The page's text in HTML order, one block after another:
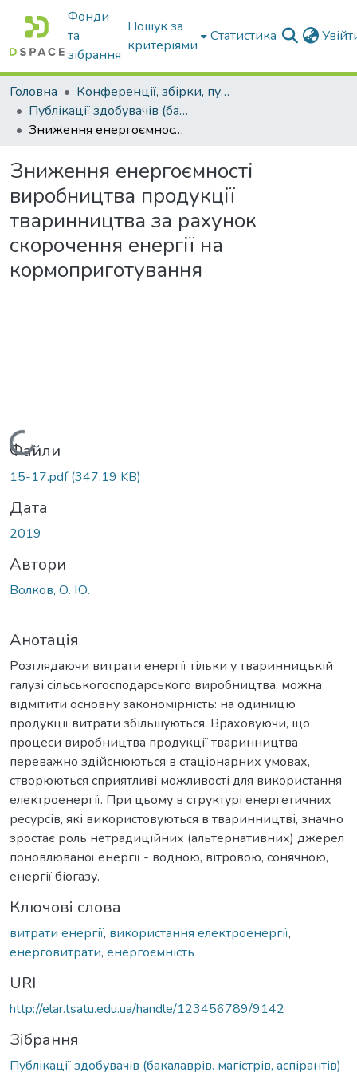
Фонди
та
зібрання
Пошук за
критеріями
Статистика
Головна
Конференції, збірки, публікації молодих вчених і здобувачів : магістрів, бакалаврів, аспірантів.
Публікації здобувачів (бакалаврів. магістрів, аспірантів)
Зниження енергоємності виробництва продукції тваринництва за рахунок скорочення енергії на кормоприготування
Зниження енергоємності
виробництва продукції
тваринництва за рахунок
скорочення енергії на
кормоприготування
Вантажиться...
Файли
15-17.pdf(347.19 KB)
Дата
2019
Автори
Волков, О. Ю.
Анотація
Розглядаючи витрати енергії тільки у тваринницькій
галузі сільськогосподарського виробництва, можна
відмітити основну закономірність: на одиницю
продукції витрати збільшуються. Враховуючи, що
процеси виробництва продукції тваринництва
переважно здійснюються в стаціонарних умовах,
створюються сприятливі можливості для використання
електроенергії. При цьому в структурі енергетичних
ресурсів, які використовуються в тваринництві, значно
зростає роль нетрадиційних (альтернативних) джерел
поновлюваної енергії - водною, вітровою, сонячною,
енергії біогазу.
Ключові слова
витрати енергії, використання електроенергії,
енерговитрати, енергоємність
URI
http://elar.tsatu.edu.ua/handle/123456789/9142
Зібрання
Публікації здобувачів (бакалаврів. магістрів, аспірантів)